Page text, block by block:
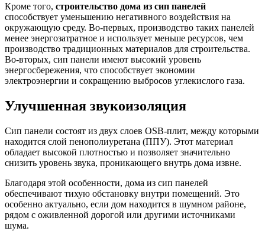
Кроме того, строительство дома из сип панелей
способствует уменьшению негативного воздействия на
окружающую среду. Во-первых, производство таких панелей
менее энергозатратное и использует меньше ресурсов, чем
производство традиционных материалов для строительства.
Во-вторых, сип панели имеют высокий уровень
энергосбережения, что способствует экономии
электроэнергии и сокращению выбросов углекислого газа.
Улучшенная звукоизоляция
Сип панели состоят из двух слоев OSB-плит, между которыми
находится слой пенополиуретана (ППУ). Этот материал
обладает высокой плотностью и позволяет значительно
снизить уровень звука, проникающего внутрь дома извне.
Благодаря этой особенности, дома из сип панелей
обеспечивают тихую обстановку внутри помещений. Это
особенно актуально, если дом находится в шумном районе,
рядом с оживленной дорогой или другими источниками
шума.